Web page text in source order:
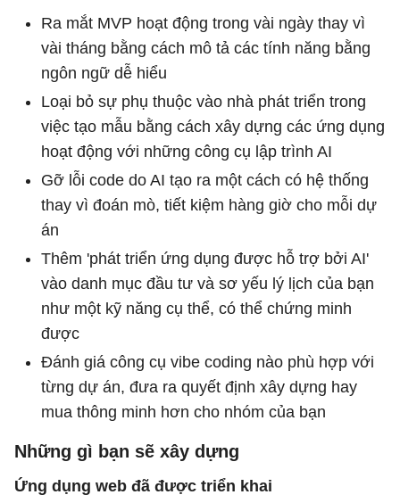
Ra mắt MVP hoạt động trong vài ngày thay vì
vài tháng bằng cách mô tả các tính năng bằng
ngôn ngữ dễ hiểu
Loại bỏ sự phụ thuộc vào nhà phát triển trong
việc tạo mẫu bằng cách xây dựng các ứng dụng
hoạt động với những công cụ lập trình AI
Gỡ lỗi code do AI tạo ra một cách có hệ thống
thay vì đoán mò, tiết kiệm hàng giờ cho mỗi dự
án
Thêm 'phát triển ứng dụng được hỗ trợ bởi AI'
vào danh mục đầu tư và sơ yếu lý lịch của bạn
như một kỹ năng cụ thể, có thể chứng minh
được
Đánh giá công cụ vibe coding nào phù hợp với
từng dự án, đưa ra quyết định xây dựng hay
mua thông minh hơn cho nhóm của bạn
Những gì bạn sẽ xây dựng
Ứng dụng web đã được triển khai